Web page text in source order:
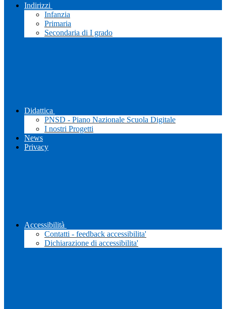
Indirizzi
Infanzia
Primaria
Secondaria di I grado
Didattica
PNSD - Piano Nazionale Scuola Digitale
I nostri Progetti
News
Privacy
Accessibilità
Contatti - feedback accessibilita'
Dichiarazione di accessibilita'